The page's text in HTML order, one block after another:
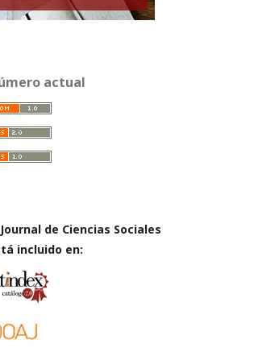
actual
de Ciencias Sociales
incluido en: